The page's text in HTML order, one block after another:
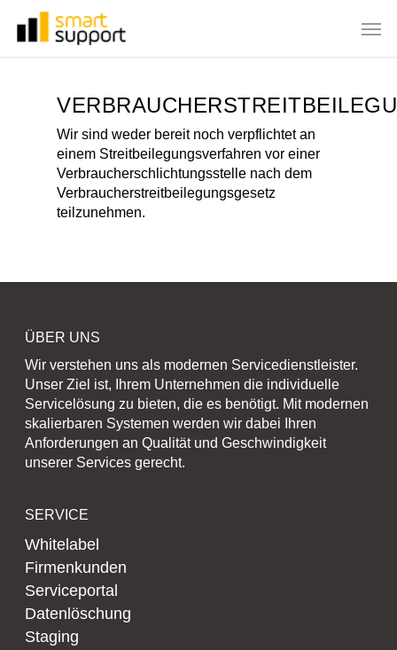
Wir sind weder bereit noch verpflichtet an
einem Streitbeilegungsverfahren vor einer
Verbraucherschlichtungsstelle nach dem
Verbraucherstreitbeilegungsgesetz
teilzunehmen.
ÜBER UNS
Wir verstehen uns als modernen Servicedienstleister.
Unser Ziel ist, Ihrem Unternehmen die individuelle
Servicelösung zu bieten, die es benötigt. Mit modernen
skalierbaren Systemen werden wir dabei Ihren
Anforderungen an Qualität und Geschwindigkeit
unserer Services gerecht.
SERVICE
Whitelabel
Firmenkunden
Serviceportal
Datenlöschung
Staging